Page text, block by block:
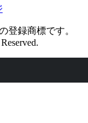
登録商標です。